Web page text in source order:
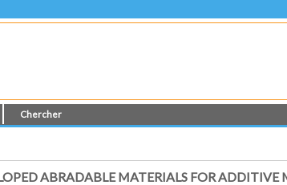
Chercher
ABRADABLE MATERIALS FOR